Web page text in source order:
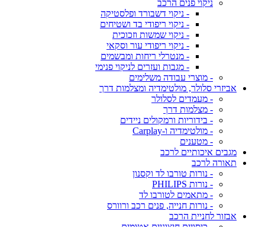
ניקוי פנים הרכב
- ניקוי דשבורד ופלסטיקה
- ניקוי ריפודי בד ושטיחים
- ניקוי שמשות וזכוכית
- ניקוי ריפודי עור וסקאי
- מנטרלי ריחות ומבשמים
- מגבות ועזרים לניקוי פנימי
- מוצרי עבודה משלימים
אביזרי סלולר, מולטימדיה ומצלמות דרך
- מעמדים לסלולר
- מצלמות דרך
- בידוריות ורמקולים ניידים
- מולטימדיה ו-Carplay
- מטענים
מגבים איכותיים לרכב
תאורה לרכב
- נורות טורבו לד וקסנון
- נורות PHILIPS
- מתאמים לטורבו לד
- נורות חנייה, פנים רכב ורוורס
אבזור לחניית הרכב